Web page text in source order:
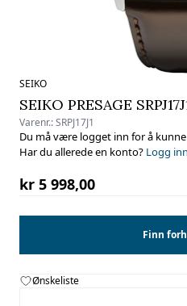
SEIKO
SEIKO PRESAGE
Varenr.:SRPJ17J1
Du må være logget inn for å
Har du allerede en konto? Logg inn
kr 5 998,00
Finn
Ønskeliste